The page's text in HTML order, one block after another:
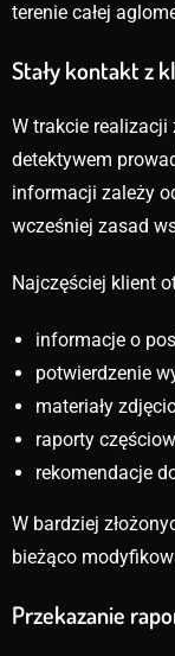
terenie całej
Stały kontakt z
W trakcie
detektywem
informacji zależy
wcześniej zasad
Najczęściej klient
informacje o
potwierdzenie
materiały
raporty
rekomendacje
W bardziej
bieżąco
Przekazanie